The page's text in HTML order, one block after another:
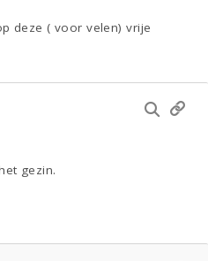
deze ( voor velen) vrije
gezin.